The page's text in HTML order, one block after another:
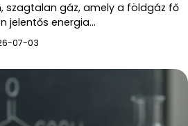
szagtalan gáz, amely a földgáz fő
jelentős energia…
07-03